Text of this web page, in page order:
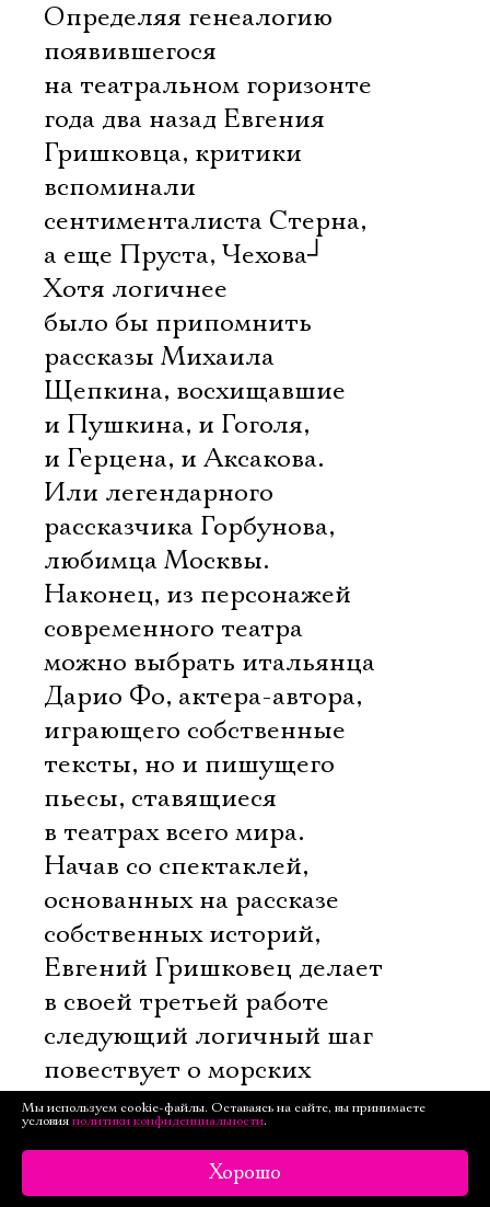
Определяя генеалогию
появившегося
на театральном горизонте
года два назад Евгения
Гришковца, критики
вспоминали
сентименталиста Стерна,
а еще Пруста, Чехова┘
Хотя логичнее
было бы припомнить
рассказы Михаила
Щепкина, восхищавшие
и Пушкина, и Гоголя,
и Герцена, и Аксакова.
Или легендарного
рассказчика Горбунова,
любимца Москвы.
Наконец, из персонажей
современного театра
можно выбрать итальянца
Дарио Фо, актера-автора,
играющего собственные
тексты, но и пишущего
пьесы, ставящиеся
в театрах всего мира.
Начав со спектаклей,
основанных на рассказе
собственных историй,
Евгений Гришковец делает
в своей третьей работе
следующий логичный шаг 
повествует о морских
битвах почти вековой
давности. О кораблях,
которых никогда не видел.
Мы используем cookie-файлы. Оставаясь на сайте, вы принимаете
условия политики конфиденциальности.
Хорошо